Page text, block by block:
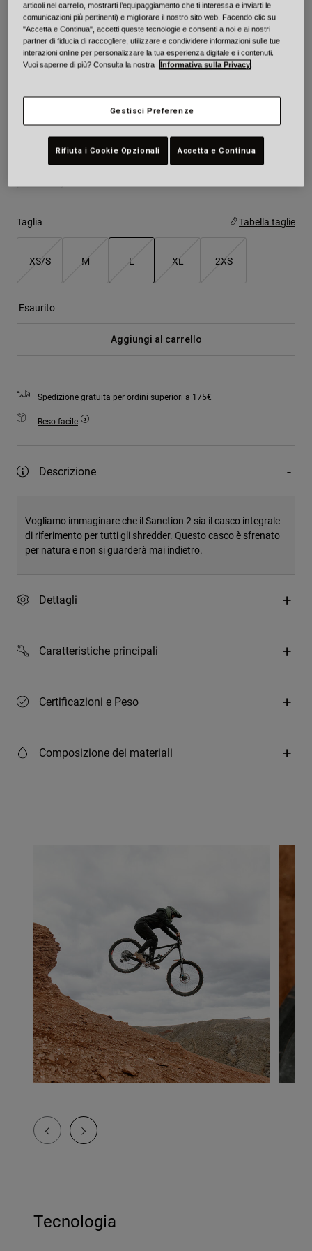
Colore -Blu opaco
selezionato
Taglia Tabella taglie
XS/S M L XL 2XS
Esaurito
Aggiungi al carrello
Spedizione gratuita per ordini superiori a 175€
Reso facile
Descrizione
Vogliamo immaginare che il Sanction 2 sia il casco integrale
di riferimento per tutti gli shredder. Questo casco è sfrenato
per natura e non si guarderà mai indietro.
Dettagli
Caratteristiche principali
Certificazioni e Peso
Composizione dei materiali
Tecnologia
articoli nel carrello, mostrarti l’equipaggiamento che ti interessa e inviarti le
comunicazioni più pertinenti) e migliorare il nostro sito web. Facendo clic su
"Accetta e Continua", accetti queste tecnologie e consenti a noi e ai nostri
partner di fiducia di raccogliere, utilizzare e condividere informazioni sulle tue
interazioni online per personalizzare la tua esperienza digitale e i contenuti.
Vuoi saperne di più? Consulta la nostra
Informativa sulla Privacy.
Gestisci Preferenze
Rifiuta i Cookie Opzionali Accetta e Continua